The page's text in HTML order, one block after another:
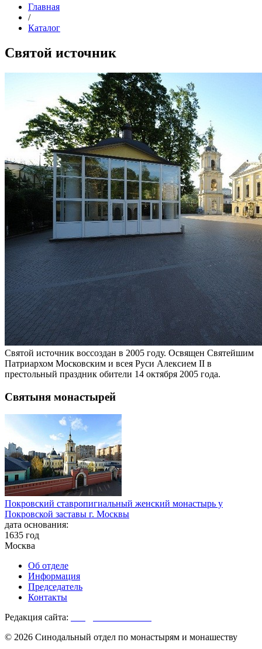
Главная
/
Каталог
Святой источник
Святой источник воссоздан в 2005 году. Освящен Святейшим
Патриархом Московским и всея Руси Алексием II в
престольный праздник обители 14 октября 2005 года.
Святыня монастырей
Покровский ставропигиальный женский монастырь у
Покровской заставы г. Москвы
дата основания:
1635 год
Москва
Об отделе
Информация
Председатель
Контакты
Редакция сайта:
© 2026 Синодальный отдел по монастырям и монашеству